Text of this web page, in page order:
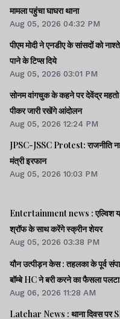
मामला पहुंचा घाघरा थाना
Aug 05, 2026 04:32 PM
पीएम मोदी ने एनडीए के सांसदों को
पाने के टिप्स दिये
Aug 05, 2026 03:01 PM
सोनम वांगचुक के कहने पर देवेंद्र महतो
पीकर जारी रखेंगे आंदोलन
Aug 05, 2026 12:24 PM
JPSC-JSSC Protest: राजनीति
मंत्री इरफान
Aug 05, 2026 10:03 PM
Entertainment news : एल्विश
श्रॉफ के साथ करेंगे स्क्रीन शेयर
Aug 05, 2026 03:38 PM
यौन उत्पीड़न केस : तहलका के पूर्व संपादक तरुण तेजपाल दोषी करार,
बॉम्बे HC ने बरी करने का फैसला पलटा
Aug 06, 2026 11:28 AM
Latehar News : थाना दिवस पर